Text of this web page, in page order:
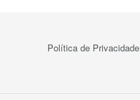
Política de Privacidade